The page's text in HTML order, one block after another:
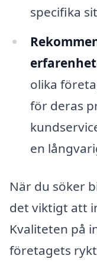
specifika
olika
för deras
en
När du söker
det viktigt att
Kvaliteten på
företagets